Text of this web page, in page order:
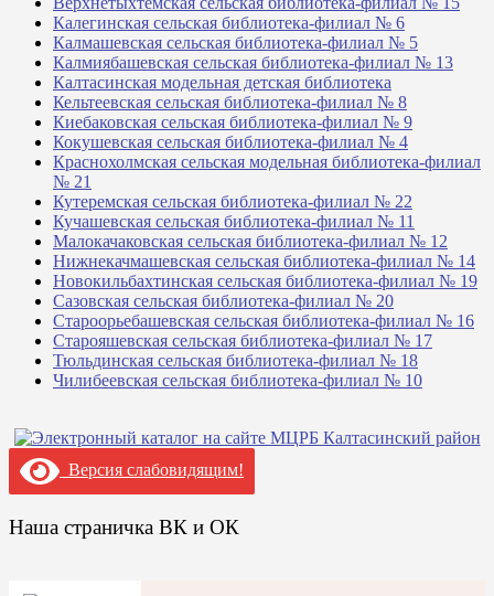
Калегинская сельская библиотека-филиал № 6
Калмашевская сельская библиотека-филиал № 5
Калмиябашевская сельская библиотека-филиал № 13
Калтасинская модельная детская библиотека
Кельтеевская сельская библиотека-филиал № 8
Киебаковская сельская библиотека-филиал № 9
Кокушевская сельская библиотека-филиал № 4
Краснохолмская сельская модельная библиотека-филиал
№ 21
Кутеремская сельская библиотека-филиал № 22
Кучашевская сельская библиотека-филиал № 11
Малокачаковская сельская библиотека-филиал № 12
Нижнекачмашевская сельская библиотека-филиал № 14
Новокильбахтинская сельская библиотека-филиал № 19
Сазовская сельская библиотека-филиал № 20
Староорьебашевская сельская библиотека-филиал № 16
Старояшевская сельская библиотека-филиал № 17
Тюльдинская сельская библиотека-филиал № 18
Чилибеевская сельская библиотека-филиал № 10
Версия слабовидящим!
Наша страничка ВК и ОК